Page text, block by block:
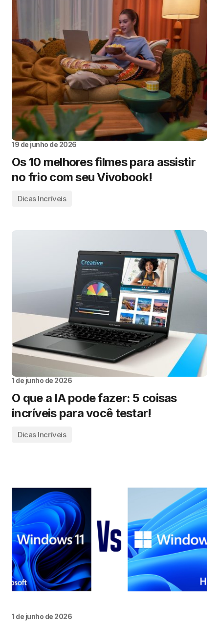
19 de junho de 2026
Os 10 melhores filmes para assistir
no frio com seu Vivobook!
Dicas Incríveis
1 de junho de 2026
O que a IA pode fazer: 5 coisas
incríveis para você testar!
Dicas Incríveis
1 de junho de 2026